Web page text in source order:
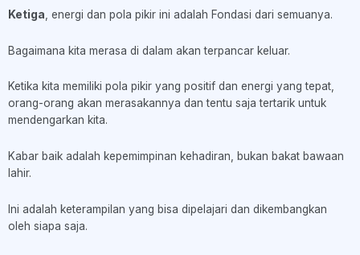
Ketiga , energi dan pola pikir ini adalah Fondasi dari semuanya.
Bagaimana kita merasa di dalam akan terpancar keluar.
Ketika kita memiliki pola pikir yang positif dan energi yang tepat,
orang-orang akan merasakannya dan tentu saja tertarik untuk
mendengarkan kita.
Kabar baik adalah kepemimpinan kehadiran, bukan bakat bawaan
lahir.
Ini adalah keterampilan yang bisa dipelajari dan dikembangkan
oleh siapa saja.